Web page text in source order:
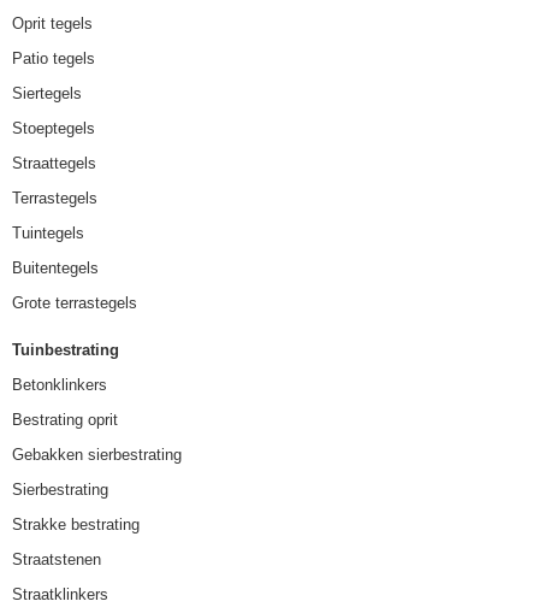
Oprit tegels
Patio tegels
Siertegels
Stoeptegels
Straattegels
Terrastegels
Tuintegels
Buitentegels
Grote terrastegels
Tuinbestrating
Betonklinkers
Bestrating oprit
Gebakken sierbestrating
Sierbestrating
Strakke bestrating
Straatstenen
Straatklinkers